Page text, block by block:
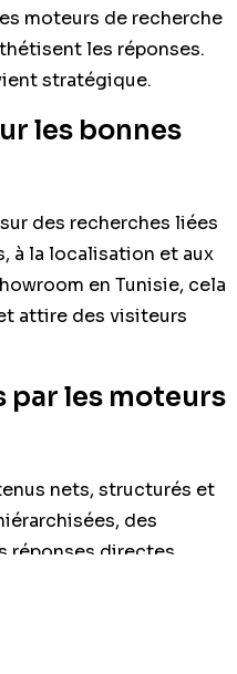
moteurs de recherche
les réponses.
stratégique.
les bonnes
des recherches liées
à la localisation et aux
en Tunisie, cela
attire des visiteurs
par les moteurs
nets, structurés et
des
réponses directes